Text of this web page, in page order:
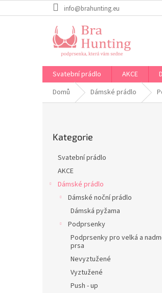
na
info@brahunting.eu
Svatební prádlo AKCE
Domů
Dámské prádlo
kategorie
Kategorie
Svatební prádlo
AKCE
Dámské prádlo
Dámské noční prádlo
Dámská pyžama
Podprsenky
Podprsenky pro velká a
prsa
Nevyztužené
Vyztužené
Push - up